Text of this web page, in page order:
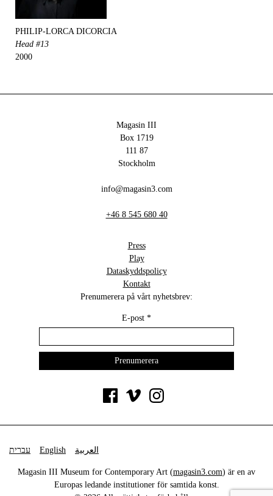
PHILIP-LORCA DICORCIA
Head #13
2000
Magasin III
Box 1719
111 87
Stockholm
info@magasin3.com
+46 8 545 680 40
Press
Play
Dataskyddspolicy
Kontakt
Prenumerera på vårt nyhetsbrev:
E-post *
עברית English العربية
Magasin III Museum for Contemporary Art (magasin3.com) är en av
Europas ledande institutioner för samtida konst.